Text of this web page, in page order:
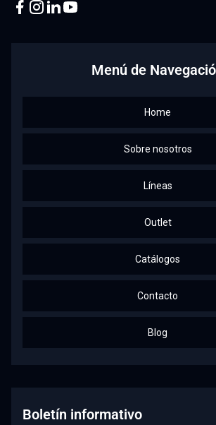
Menú de
Home
Sobre nosotros
Líneas
Outlet
Catálogos
Contacto
Blog
Boletín informativo